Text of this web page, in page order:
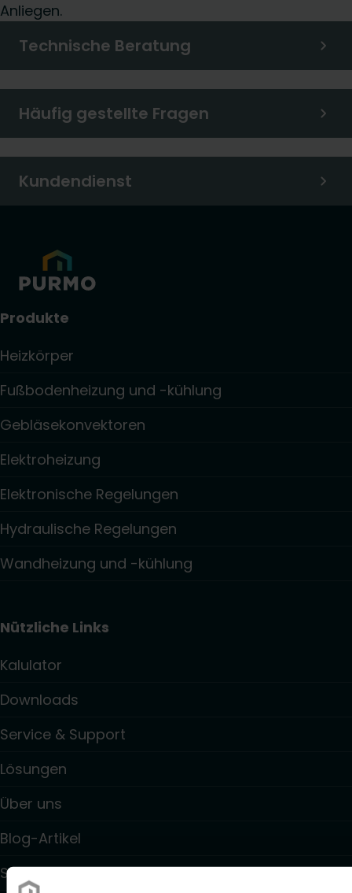
Anliegen.
Technische Beratung
Häufig gestellte Fragen
Kundendienst
Produkte
Heizkörper
Fußbodenheizung und -kühlung
Gebläsekonvektoren
Elektroheizung
Elektronische Regelungen
Hydraulische Regelungen
Wandheizung und -kühlung
Nützliche Links
Kalulator
Downloads
Service & Support
Lösungen
Über uns
Blog-Artikel
Stützpunkthändler- und Handwerkersuche